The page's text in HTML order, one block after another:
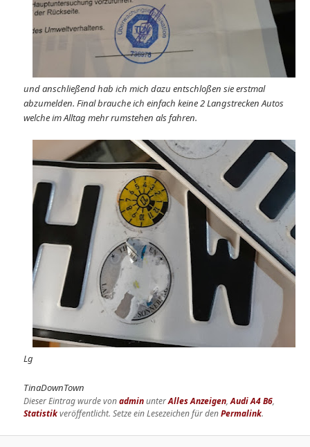
und anschließend hab ich mich dazu entschloßen sie erstmal
abzumelden. Final brauche ich einfach keine 2 Langstrecken Autos
welche im Alltag mehr rumstehen als fahren.
Lg
TinaDownTown
Dieser Eintrag wurde vonadminunterAlles Anzeigen,Audi A4 B6,
Statistikveröffentlicht. Setze ein Lesezeichen für denPermalink.